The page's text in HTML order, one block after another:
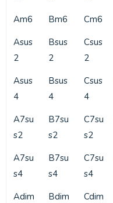
Am6
Bm6 Cm6
Asus
2
Bsus
2
Csus
2
Asus
4
Bsus
4
Csus
4
A7su
s2
B7su
s2
C7su
s2
A7su
s4
B7su
s4
C7su
s4
Adim
Bdim Cdim